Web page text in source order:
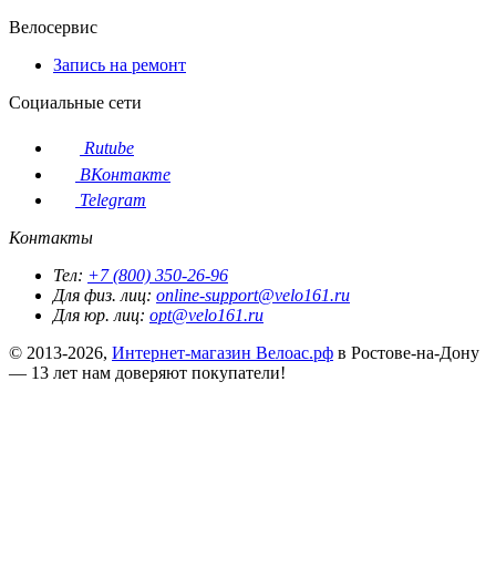
Велосервис
Запись на ремонт
Социальные сети
Rutube
ВКонтакте
Telegram
Контакты
Тел: +7 (800) 350-26-96
Для физ. лиц: online-support@velo161.ru
Для юр. лиц: opt@velo161.ru
© 2013-2026, Интернет-магазин Велоас.рф в Ростове-на-Дону
— 13 лет нам доверяют покупатели!